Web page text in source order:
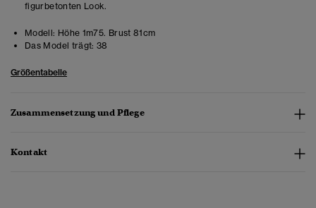
figurbetonten Look.
Modell: Höhe 1m75. Brust 81cm
Das Model trägt: 38
Größentabelle
Zusammensetzung und Pflege
Kontakt